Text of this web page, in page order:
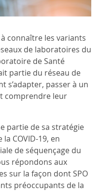
connaître les variants
de laboratoires du
de Santé
partie du réseau de
s’adapter, passer à un
comprendre leur
partie de sa stratégie
COVID-19, en
de séquençage du
répondons aux
sur la façon dont SPO
préoccupants de la